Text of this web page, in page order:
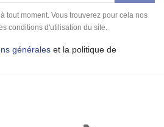
tout moment. Vous trouverez pour cela nos
conditions d'utilisation du site.
générales et la politique de